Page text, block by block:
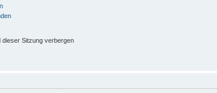
dieser Sitzung verbergen